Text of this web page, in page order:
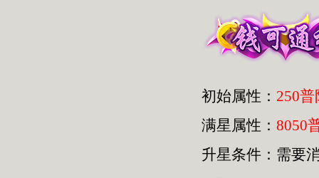
初始属性： 250
满星属性： 8050
升星条件：需要